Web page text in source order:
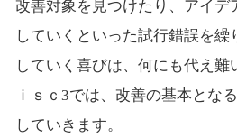
改善対象を見つけたり、アイデ
していくといった試行錯誤を繰
していく喜びは、何にも代え難
ｉｓｃ3では、改善の基本とな
していきます。